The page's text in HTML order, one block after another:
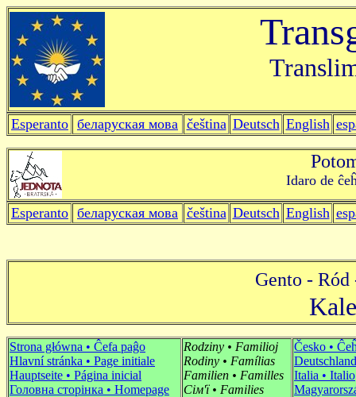
Esperanto беларуская мова čeština Deutsch English
Idaro de
Esperanto беларуская мова čeština Deutsch English
Gento - Ród
Strona główna • Ĉefa paĝo
Hlavní stránka • Page initiale
Hauptseite • Página inicial
Головна сторінка • Homepage
Rodziny • Familioj
Rodiny • Famílias
Familien • Familles
Сім'ї • Families
Česko •
Italia • Italio